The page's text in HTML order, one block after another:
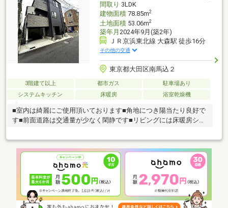
間取り 3LDK
建物面積78.85m2
土地面積53.06m2
築年月 2024年9月(築2年)
ＪＲ京浜東北線 大森駅 徒歩16分
その他の交通
東京都大田区南馬込２
3階建て以上 都市ガス
駐車場あり
システムキッチン
床暖房 浴室乾燥機
■室内は綺麗にご使用頂いております■角地につき陽当たり良好で
す■前面道路は交通量が少なく閑静です■リビングには床暖房シス